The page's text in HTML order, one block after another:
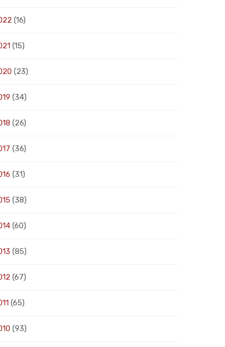
(16)
(15)
(23)
(34)
(26)
(36)
(31)
(38)
(60)
(85)
(67)
(65)
(93)